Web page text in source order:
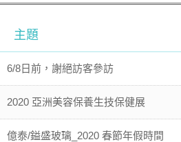
主題
6/8日前，謝絕訪客參訪
2020 亞洲美容保養生技保健展
億泰/鎰盛玻璃_2020 春節年假時間